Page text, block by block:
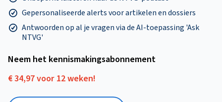
Gepersonaliseerde alerts voor artikelen en dossiers
Antwoorden op al je vragen via de AI-toepassing 'Ask
NTVG'
Neem het kennismakings­abonnement
€ 34,97 voor 12 weken!